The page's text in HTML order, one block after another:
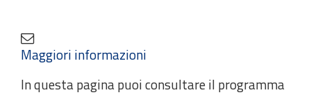
Maggiori informazioni
In questa pagina puoi consultare il programma